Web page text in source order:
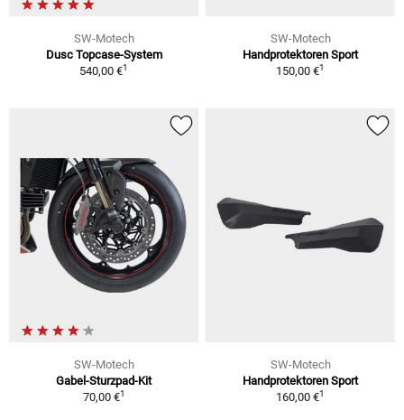
SW-Motech
Dusc Topcase-System
540,00 €1
SW-Motech
Handprotektoren Sport
150,00 €1
SW-Motech
Gabel-Sturzpad-Kit
70,00 €1
SW-Motech
Handprotektoren Sport
160,00 €1